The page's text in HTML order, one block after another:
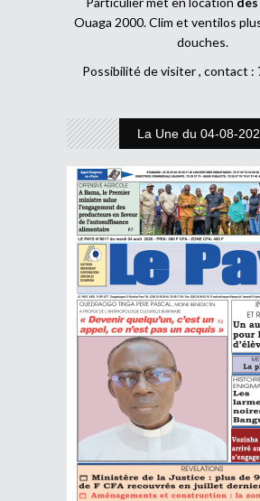
Ouaga 2000. Clim et ventilos
douches.
Possibilité de visiter , contact :
La Une du 04-08-